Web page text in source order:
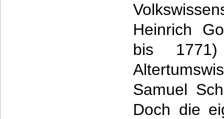
Heinrich
bis
Samuel
Doch die